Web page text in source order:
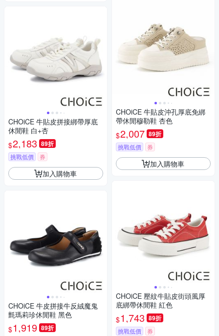
CHOiCE 牛貼皮拼接綁帶厚底
休閒鞋 白+杏
$2,183 89折
挑戰低價 券
加入購物車
CHOiCE 牛皮拼接牛反絨魔鬼
氈瑪莉珍休閒鞋 黑色
$1,919 89折
CHOiCE 牛貼皮沖孔厚底免綁
帶休閒穆勒鞋 杏色
$2,007 89折
挑戰低價 券
加入購物車
CHOiCE 壓紋牛貼皮街頭風厚
底綁帶休閒鞋 紅色
$1,743 89折
挑戰低價 券